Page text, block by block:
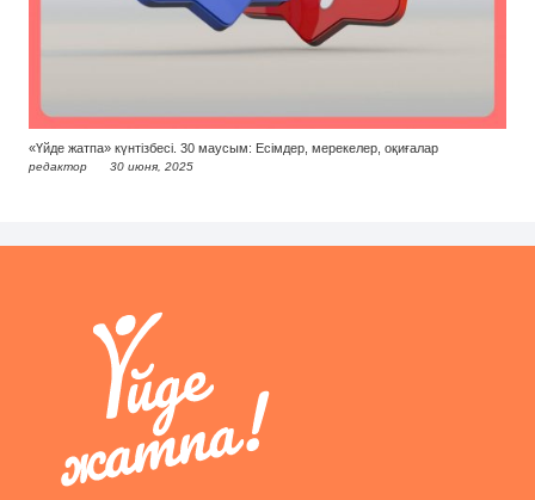
«Үйде жатпа» күнтізбесі. 30 маусым: Есімдер, мерекелер, оқиғалар
редактор 30 июня, 2025